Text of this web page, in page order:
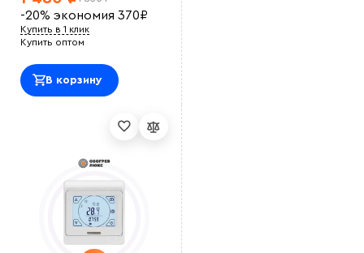
-20% экономия 370₽
Купить в 1 клик
Купить оптом
В корзину